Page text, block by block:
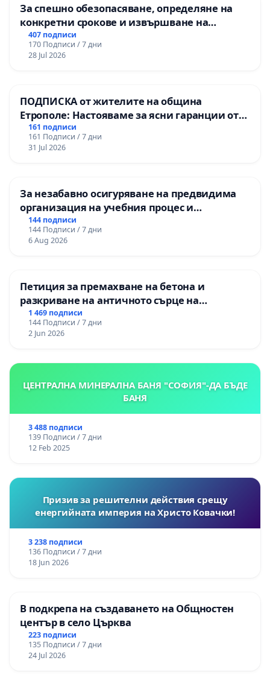
За спешно обезопасяване, определяне на
конкретни срокове и извършване на
цялостна рехабилитация на
републиканския път между пътен възел АМ
„Тракия“ - гр. Ихтиман - с. Мирово - к.к.
407 подписи
170 Подписи / 7 дни
28 Jul 2026
ПОДПИСКА от жителите на община
Етрополе: Настояваме за ясни гаранции от
“Елаците-МЕД” АД и от държавата, че ще се
изпълнят всички екологични норми!
161 подписи
161 Подписи / 7 дни
31 Jul 2026
За незабавно осигуряване на предвидима
организация на учебния процес и
гарантиране на правото на равнопоставено
и качествено образование на учениците от
ОУ „Княз Александър I“ и Хуманитарна
144 подписи
144 Подписи / 7 дни
6 Aug 2026
Петиция за премахване на бетона и
разкриване на античното сърце на
Могиланската могила във Враца
1 469 подписи
144 Подписи / 7 дни
2 Jun 2026
ЦЕНТРАЛНА МИНЕРАЛНА БАНЯ "СОФИЯ"-ДА БЪДЕ
БАНЯ
3 488 подписи
139 Подписи / 7 дни
12 Feb 2025
Призив за решителни действия срещу
енергийната империя на Христо Ковачки!
3 238 подписи
136 Подписи / 7 дни
18 Jun 2026
В подкрепа на създаването на Общностен
център в село Църква
223 подписи
135 Подписи / 7 дни
24 Jul 2026